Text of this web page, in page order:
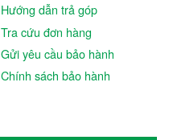
Hướng dẫn trả góp
Tra cứu đơn hàng
Gửi yêu cầu bảo hành
Chính sách bảo hành